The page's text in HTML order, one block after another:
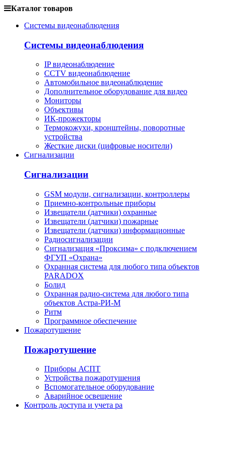
Каталог товаров
Системы видеонаблюдения
Системы видеонаблюдения
IP видеонаблюдение
CCTV видеонаблюдение
Автомобильное видеонаблюдение
Дополнительное оборудование для видео
Мониторы
Объективы
ИК-прожекторы
Термокожухи, кронштейны, поворотные
устройства
Жесткие диски (цифровые носители)
Сигнализации
Сигнализации
GSM модули, сигнализации, контроллеры
Приемно-контрольные приборы
Извещатели (датчики) охранные
Извещатели (датчики) пожарные
Извещатели (датчики) информационные
Радиосигнализации
Сигнализация «Проксима» с подключением
ФГУП «Охрана»
Охранная система для любого типа объектов
PARADOX
Болид
Охранная радио-система для любого типа
объектов Астра-РИ-М
Ритм
Программное обеспечение
Пожаротушение
Пожаротушение
Приборы АСПТ
Устройства пожаротушения
Вспомогательное оборудование
Аварийное освещение
Контроль доступа и учета ра